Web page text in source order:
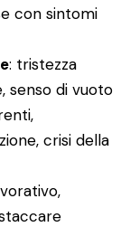
con sintomi
: tristezza
senso di vuoto
crisi della